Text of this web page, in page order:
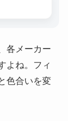
各メーカー
よね。フィ
色合いを変